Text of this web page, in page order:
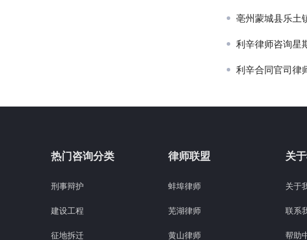
亳州蒙城县乐土
利辛律师咨询星
利辛合同官司律
热门咨询分类
刑事辩护
建设工程
征地拆迁
律师联盟
蚌埠律师
芜湖律师
黄山律师
关
关于
联系
帮助